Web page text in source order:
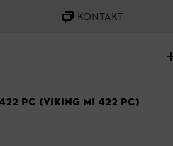
Kontakt
PC (VIKING MI 422 PC)